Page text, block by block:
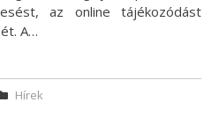
az online tájékozódást
A…
Hírek